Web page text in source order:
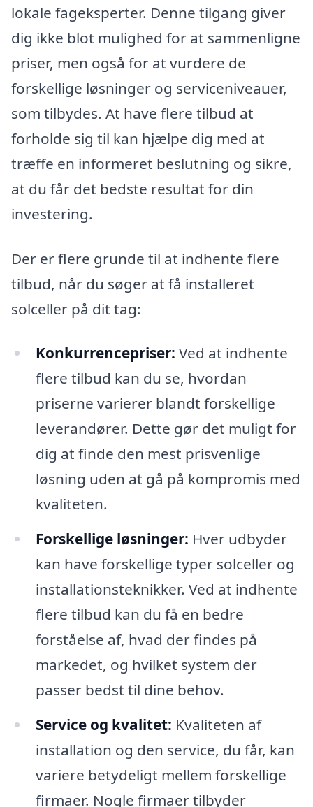
lokale fageksperter. Denne tilgang giver
dig ikke blot mulighed for at sammenligne
priser, men også for at vurdere de
forskellige løsninger og serviceniveauer,
som tilbydes. At have flere tilbud at
forholde sig til kan hjælpe dig med at
træffe en informeret beslutning og sikre,
at du får det bedste resultat for din
investering.
Der er flere grunde til at indhente flere
tilbud, når du søger at få installeret
solceller på dit tag:
Konkurrencepriser: Ved at indhente
flere tilbud kan du se, hvordan
priserne varierer blandt forskellige
leverandører. Dette gør det muligt for
dig at finde den mest prisvenlige
løsning uden at gå på kompromis med
kvaliteten.
Forskellige løsninger: Hver udbyder
kan have forskellige typer solceller og
installationsteknikker. Ved at indhente
flere tilbud kan du få en bedre
forståelse af, hvad der findes på
markedet, og hvilket system der
passer bedst til dine behov.
Service og kvalitet: Kvaliteten af
installation og den service, du får, kan
variere betydeligt mellem forskellige
firmaer. Nogle firmaer tilbyder